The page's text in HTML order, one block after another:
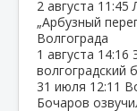
2 августа 11:45
„Арбузный
Волгограда
1 августа 14:16
волгоградский
31 июля 12:11
Бочаров